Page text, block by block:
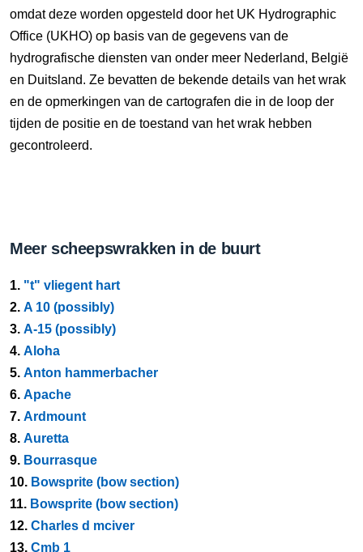
omdat deze worden opgesteld door het UK Hydrographic
Office (UKHO) op basis van de gegevens van de
hydrografische diensten van onder meer Nederland, België
en Duitsland. Ze bevatten de bekende details van het wrak
en de opmerkingen van de cartografen die in de loop der
tijden de positie en de toestand van het wrak hebben
gecontroleerd.
Meer scheepswrakken in de buurt
1. "t" vliegent hart
2. A 10 (possibly)
3. A-15 (possibly)
4. Aloha
5. Anton hammerbacher
6. Apache
7. Ardmount
8. Auretta
9. Bourrasque
10. Bowsprite (bow section)
11. Bowsprite (bow section)
12. Charles d mciver
13. Cmb 1